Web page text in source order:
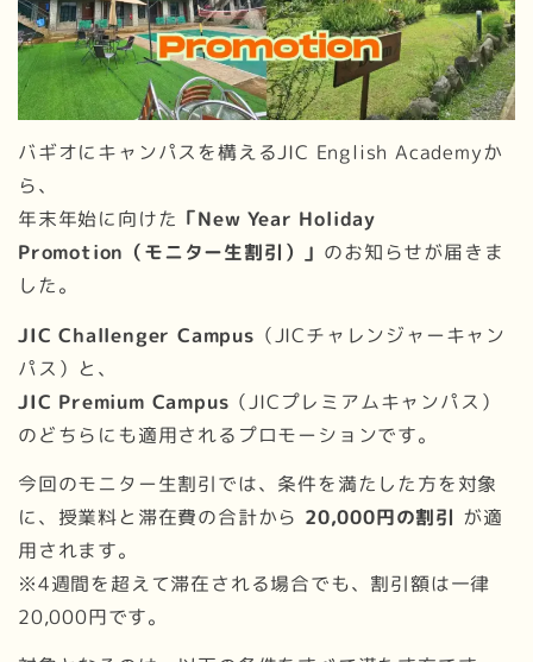
バギオにキャンパスを構えるJIC English Academyか
ら、
年末年始に向けた 「New Year Holiday
Promotion（モニター生割引）」 のお知らせが届きま
した。
JIC Challenger Campus （JICチャレンジャーキャン
パス）と、
JIC Premium Campus （JICプレミアムキャンパス）
のどちらにも適用されるプロモーションです。
今回のモニター生割引では、条件を満たした方を対象
に、授業料と滞在費の合計から 20,000円の割引 が適
用されます。
※4週間を超えて滞在される場合でも、割引額は一律
20,000円です。